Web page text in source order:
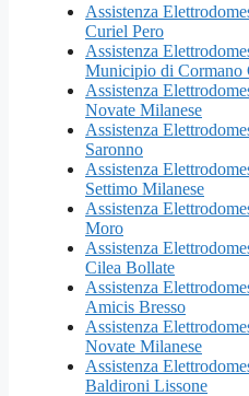
Assistenza
Curiel Pero
Assistenza
Municipio di Cormano
Assistenza
Novate Milanese
Assistenza
Saronno
Assistenza
Settimo Milanese
Assistenza
Moro
Assistenza
Cilea Bollate
Assistenza
Amicis Bresso
Assistenza
Novate Milanese
Assistenza
Baldironi Lissone